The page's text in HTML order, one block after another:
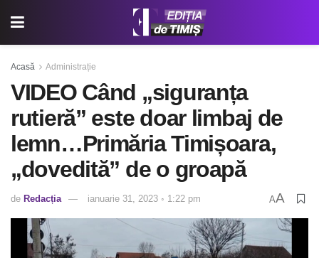
Acasă Administrație
VIDEO Când „siguranța
rutieră” este doar limbaj de
lemn…Primăria Timișoara,
„dovedită” de o groapă
de Redacția ianuarie 31, 2023 ◦ 1:22 pm AA